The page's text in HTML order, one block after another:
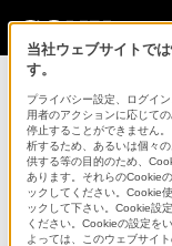
ポータブルオー
ン
NW-S740Kシリーズ
“ウォークマン” Sシリーズ
当社ウェブサイトで
す。
プライバシー設定、ログイ
用者のアクションに応じて
停止することができません
析するため、あるいは個々
供する等の目的のため、
あります。それらのCookie
ックしてください。Cookie
ックして下さい。Cookie設
ください。Cookieの設定を
よっては、このウェブサイ